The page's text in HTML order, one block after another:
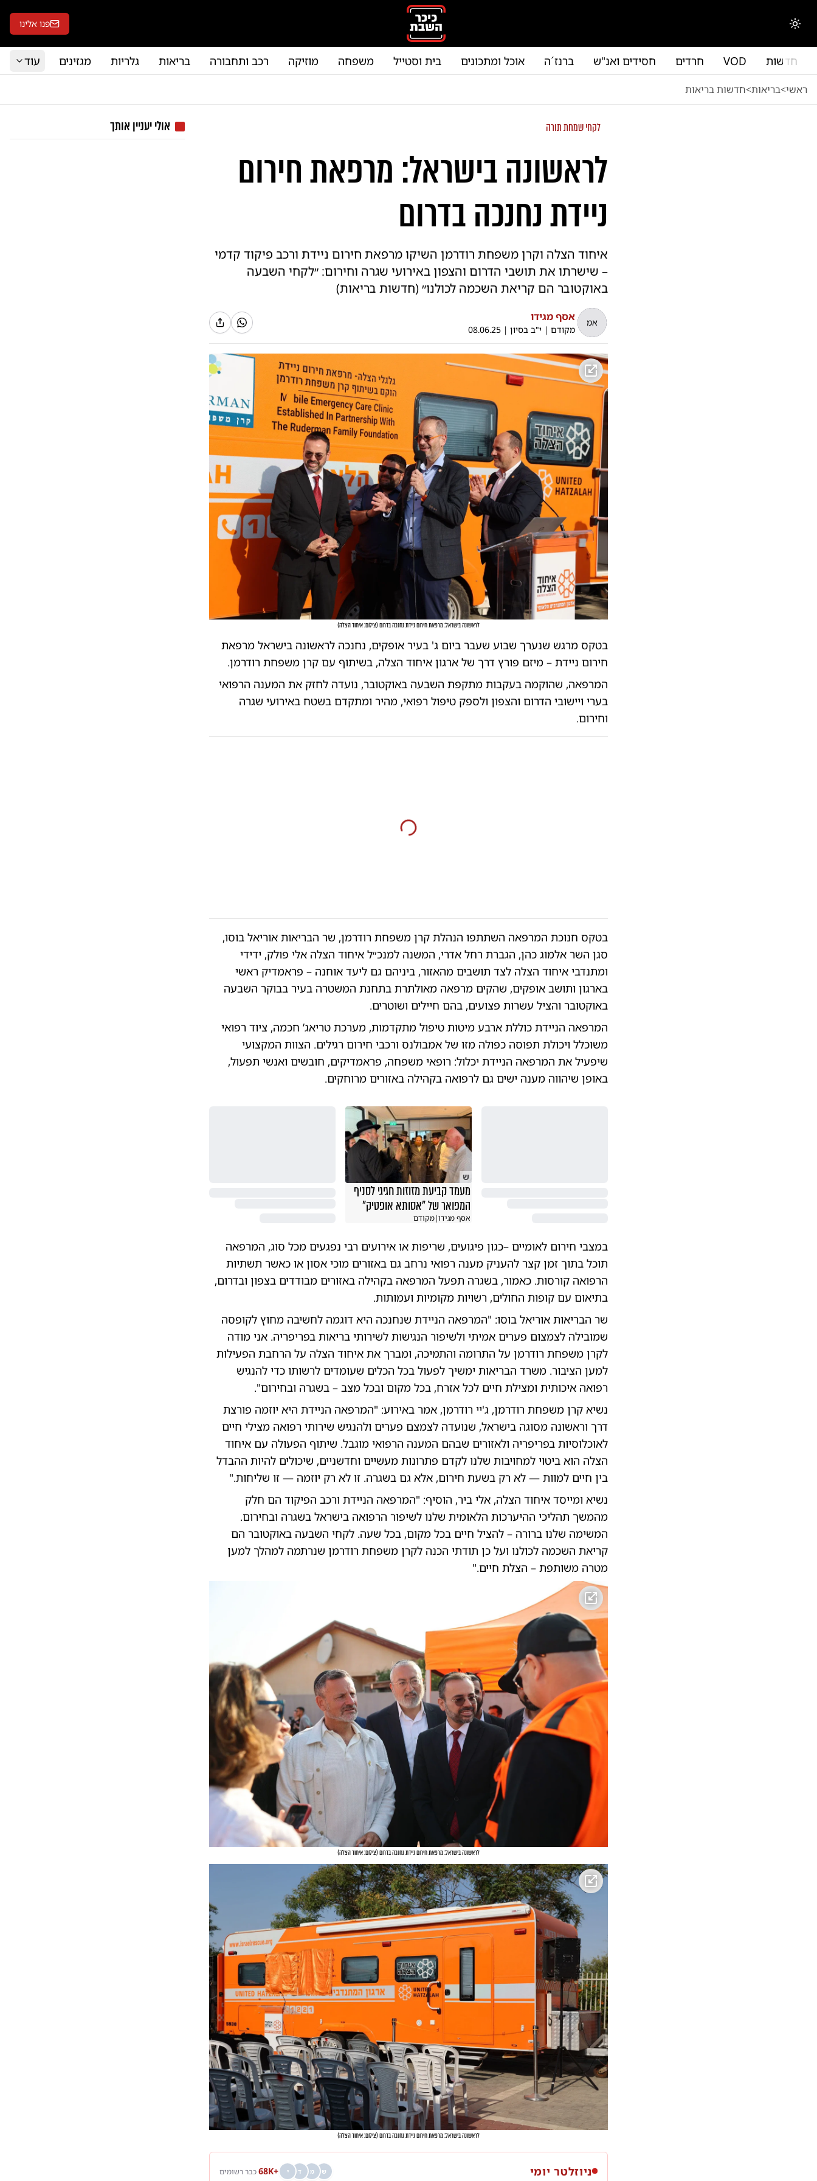
החלפת מצב תצוגה פנו אלינו
חדשות VOD חרדים חסידים ואנ"ש ברנז´ה אוכל ומתכונים בית וסטייל משפחה מוזיקה רכב ותחבורה בריאות גלריות מגזינים עוד
ראשי<בריאות<חדשות בריאות
לקחי שמחת תורה
לראשונה בישראל: מרפאת חירום
ניידת נחנכה בדרום
איחוד הצלה וקרן משפחת רודרמן השיקו מרפאת חירום ניידת ורכב פיקוד קדמי
– שישרתו את תושבי הדרום והצפון באירועי שגרה וחירום: ״לקחי השבעה
באוקטובר הם קריאת השכמה לכולנו״ (חדשות בריאות)
אמ אסף מגידו
מקודם| י"ב בסיון |
08.06.25
לראשונה בישראל: מרפאת חירום ניידת נחנכה בדרום (צילום: איחוד הצלה)
בטקס מרגש שנערך שבוע שעבר ביום ג' בעיר אופקים, נחנכה לראשונה בישראל מרפאת
חירום ניידת – מיזם פורץ דרך של ארגון איחוד הצלה, בשיתוף עם קרן משפחת רודרמן.
המרפאה, שהוקמה בעקבות מתקפת השבעה באוקטובר, נועדה לחזק את המענה הרפואי
בערי ויישובי הדרום והצפון ולספק טיפול רפואי, מהיר ומתקדם בשטח באירועי שגרה
וחירום.
בטקס חנוכת המרפאה השתתפו הנהלת קרן משפחת רודרמן, שר הבריאות אוריאל בוסו,
סגן השר אלמוג כהן, הגברת רחל אדרי, המשנה למנכ״ל איחוד הצלה אלי פולק, ידידי
ומתנדבי איחוד הצלה לצד תושבים מהאזור, ביניהם גם ליעד אוחנה – פראמדיק ראשי
בארגון ותושב אופקים, שהקים מרפאה מאולתרת בתחנת המשטרה בעיר בבוקר השבעה
באוקטובר והציל עשרות פצועים, בהם חיילים ושוטרים.
המרפאה הניידת כוללת ארבע מיטות טיפול מתקדמות, מערכת טריאג’ חכמה, ציוד רפואי
משוכלל ויכולת תפוסה כפולה מזו של אמבולנס ורכבי חירום רגילים. הצוות המקצועי
שיפעיל את המרפאה הניידת יכלול: רופאי משפחה, פראמדיקים, חובשים ואנשי תפעול,
באופן שיהווה מענה ישים גם לרפואה בקהילה באזורים מרוחקים.
ש
מעמד קביעת מזוזות חגיגי לסניף
המפואר של "אסותא אופטיק"
אסף מגידו|מקודם
במצבי חירום לאומיים –כגון פיגועים, שריפות או אירועים רבי נפגעים מכל סוג, המרפאה
תוכל בתוך זמן קצר להעניק מענה רפואי נרחב גם באזורים מוכי אסון או כאשר תשתיות
הרפואה קורסות. כאמור, בשגרה תפעל המרפאה בקהילה באזורים מבודדים בצפון ובדרום,
בתיאום עם קופות החולים, רשויות מקומיות ועמותות.
שר הבריאות אוריאל בוסו: "המרפאה הניידת שנחנכה היא דוגמה לחשיבה מחוץ לקופסה
שמובילה לצמצום פערים אמיתי ולשיפור הנגישות לשירותי בריאות בפריפריה. אני מודה
לקרן משפחת רודרמן על התרומה והתמיכה, ומברך את איחוד הצלה על הרחבת הפעילות
למען הציבור. משרד הבריאות ימשיך לפעול בכל הכלים שעומדים לרשותו כדי להנגיש
רפואה איכותית ומצילת חיים לכל אזרח, בכל מקום ובכל מצב – בשגרה ובחירום".
נשיא קרן משפחת רודרמן, ג'יי רודרמן, אמר באירוע: "המרפאה הניידת היא יוזמה פורצת
דרך וראשונה מסוגה בישראל, שנועדה לצמצם פערים ולהנגיש שירותי רפואה מצילי חיים
לאוכלוסיות בפריפריה ולאזורים שבהם המענה הרפואי מוגבל. שיתוף הפעולה עם איחוד
הצלה הוא ביטוי למחויבות שלנו לקדם פתרונות מעשיים וחדשניים, שיכולים להיות ההבדל
בין חיים למוות — לא רק בשעת חירום, אלא גם בשגרה. זו לא רק יוזמה — זו שליחות."
נשיא ומייסד איחוד הצלה, אלי ביר, הוסיף: "המרפאה הניידת ורכב הפיקוד הם חלק
מהמשך תהליכי ההיערכות הלאומית שלנו לשיפור הרפואה בישראל בשגרה ובחירום.
המשימה שלנו ברורה – להציל חיים בכל מקום, בכל שעה. לקחי השבעה באוקטובר הם
קריאת השכמה לכולנו ועל כן תודתי הכנה לקרן משפחת רודרמן שנרתמה למהלך למען
מטרה משותפת – הצלת חיים."
לראשונה בישראל: מרפאת חירום ניידת נחנכה בדרום (צילום: איחוד הצלה)
לראשונה בישראל: מרפאת חירום ניידת נחנכה בדרום (צילום: איחוד הצלה)
ניוזלטר יומי ש מ ד י +68K כבר רשומים
אולי יעניין אותך